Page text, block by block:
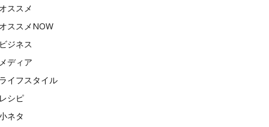
ススメ
ススメNOW
ジネス
ディア
イフスタイル
シピ
ネタ